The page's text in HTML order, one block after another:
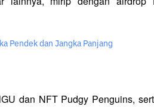
Pendek dan Jangka Panjang
dan NFT Pudgy Penguins,